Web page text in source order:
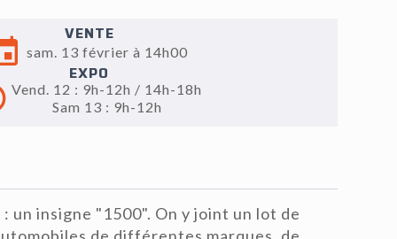
VENTE
sam. 13 février à 14h00
EXPO
Vend. 12 : 9h-12h / 14h-18h
Sam 13 : 9h-12h
un insigne "1500". On y joint un lot de